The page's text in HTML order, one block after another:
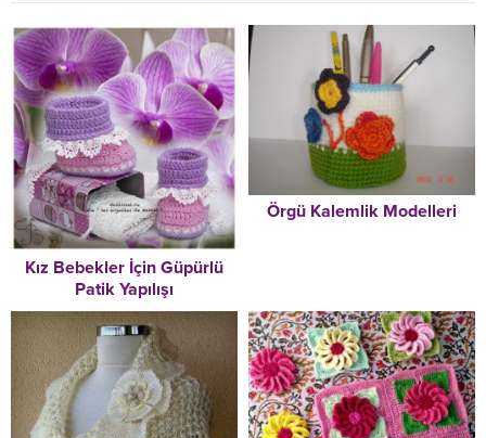
Kız Bebekler İçin Güpürlü
Patik Yapılışı
Örgü Kalemlik Modelleri